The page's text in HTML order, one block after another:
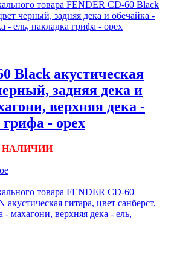
Black акустическая
задняя дека и
верхняя дека -
- орех
НАЛИЧИИ